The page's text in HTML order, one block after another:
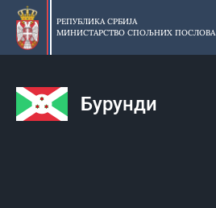
Прескочи
главни
део
РЕПУБЛИКА СРБИЈА
МИНИСТАРСТВО СПОЉНИХ ПОСЛОВА
Бурунди